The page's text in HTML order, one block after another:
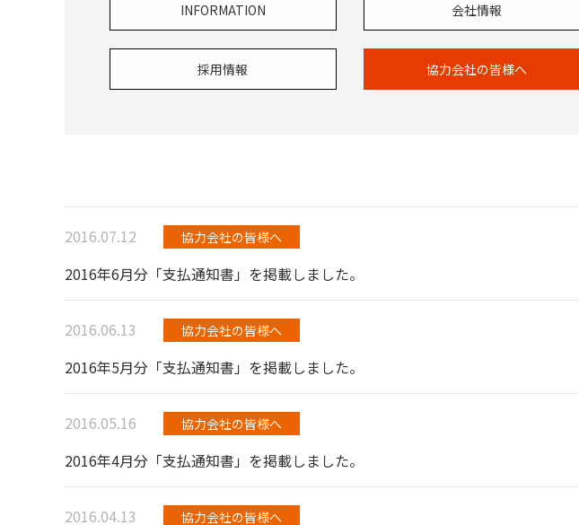
INFORMATION 会社情報
採用情報 協力会社の皆様へ
2016.07.12 協力会社の皆様へ
2016年6月分「支払通知書」を掲載しました。
2016.06.13 協力会社の皆様へ
2016年5月分「支払通知書」を掲載しました。
2016.05.16 協力会社の皆様へ
2016年4月分「支払通知書」を掲載しました。
2016.04.13 協力会社の皆様へ